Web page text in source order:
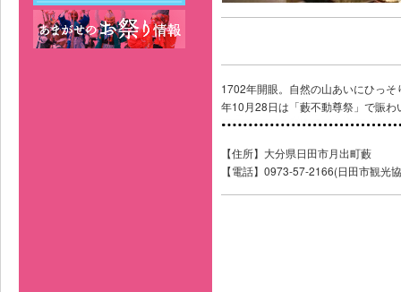
1702年開眼。自然の山あいにひっ
年10月28日は「藪不動尊祭」で賑わ
【住所】大分県日田市月出町藪
【電話】0973-57-2166(日田市観光